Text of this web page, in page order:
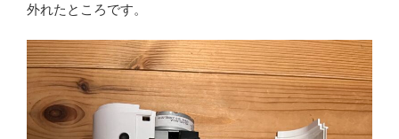
外れたところです。